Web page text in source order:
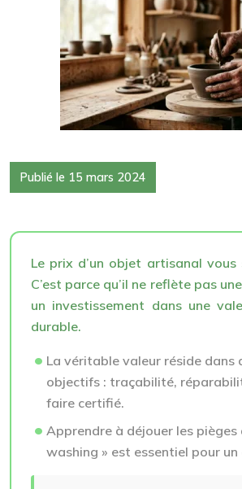
Publié le 15 mars 2024
Le prix d’un objet artisanal vous
C’est parce qu’il ne reflète pas
un investissement dans une
durable.
La véritable valeur réside dans
objectifs : traçabilité,
faire certifié.
Apprendre à déjouer les pièges
washing » est essentiel pour